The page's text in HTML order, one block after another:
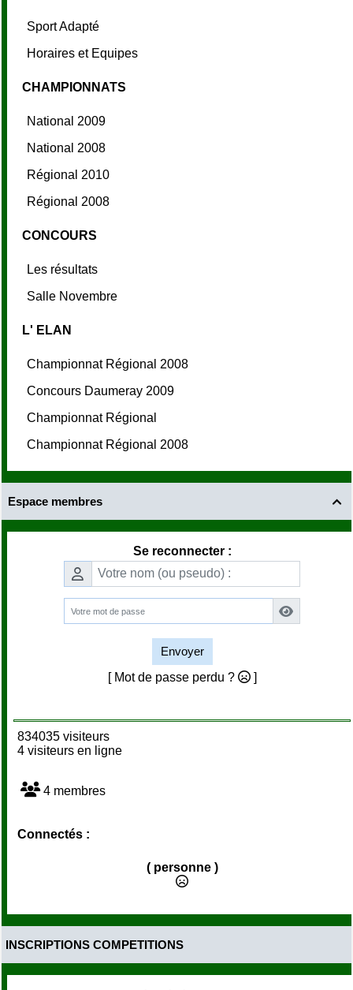
Sport Adapté
Horaires et Equipes
CHAMPIONNATS
National 2009
National 2008
Régional 2010
Régional 2008
CONCOURS
Les résultats
Salle Novembre
L' ELAN
Championnat Régional 2008
Concours Daumeray 2009
Championnat Régional
Championnat Régional 2008

Espace membres
Se reconnecter :
Envoyer
[ Mot de passe perdu ?
]
834035 visiteurs
4 visiteurs en ligne
4 membres
Connectés :
( personne )
INSCRIPTIONS COMPETITIONS